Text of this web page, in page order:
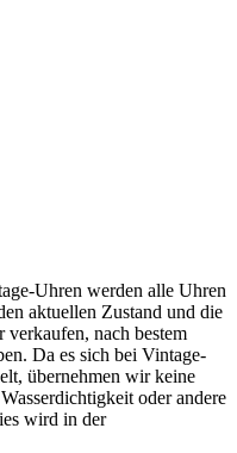
Uhren werden alle Uhren
aktuellen Zustand und die
nach bestem
Da es sich bei Vintage-
übernehmen wir keine
oder andere
wird in der